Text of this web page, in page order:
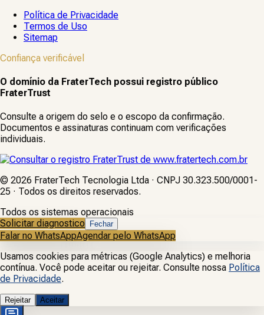
Política de Privacidade
Termos de Uso
Sitemap
Confiança verificável
O domínio da FraterTech possui registro público
FraterTrust
Consulte a origem do selo e o escopo da confirmação.
Documentos e assinaturas continuam com verificações
individuais.
© 2026 FraterTech Tecnologia Ltda · CNPJ 30.323.500/0001-
25 · Todos os direitos reservados.
Todos os sistemas operacionais
Solicitar diagnostico
Fechar
Falar no WhatsAppAgendar pelo WhatsApp
Usamos cookies para métricas (Google Analytics) e melhoria
contínua. Você pode aceitar ou rejeitar. Consulte nossa Política
de Privacidade.
Rejeitar Aceitar